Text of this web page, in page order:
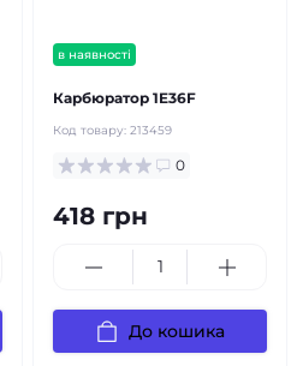
в наявності
Карбюратор 1E36F
Код товару: 213459
0
418 грн
До кошика